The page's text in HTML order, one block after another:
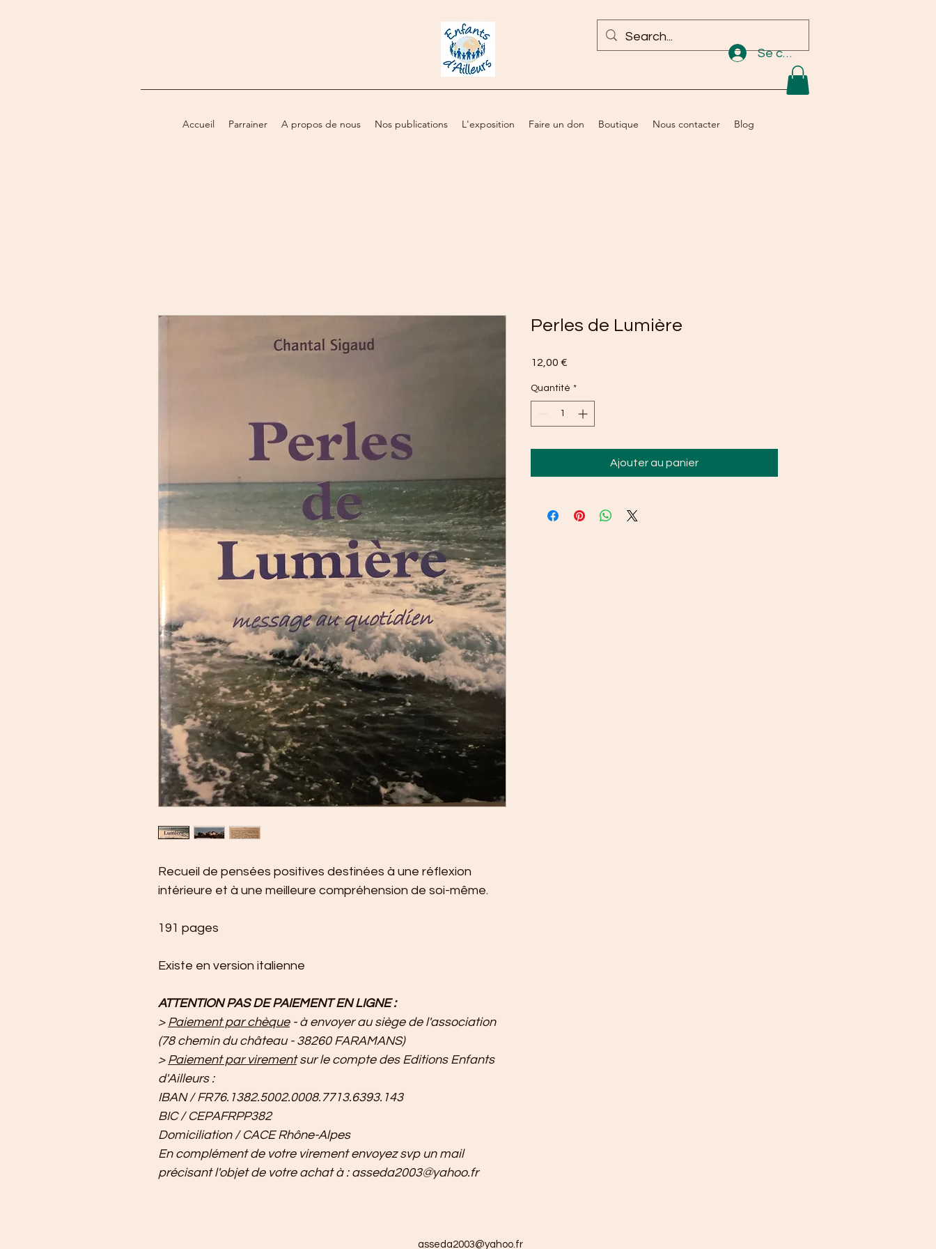
Se connecter
Accueil Parrainer A propos de nous Nos publications L'exposition Faire un don Boutique Nous contacter Blog
Recueil de pensées positives destinées à une réflexion
intérieure et à une meilleure compréhension de soi-même.
191 pages
Existe en version italienne
ATTENTION PAS DE PAIEMENT EN LIGNE :
> Paiement par chèque - à envoyer au siège de l'association
(78 chemin du château - 38260 FARAMANS)
> Paiement par virement sur le compte des Editions Enfants
d'Ailleurs :
IBAN / FR76.1382.5002.0008.7713.6393.143
BIC / CEPAFRPP382
Domiciliation / CACE Rhône-Alpes
En complément de votre virement envoyez svp un mail
précisant l'objet de votre achat à : asseda2003@yahoo.fr
Perles de Lumière
12,00 €
Quantité *
Ajouter au panier
asseda2003@yahoo.fr